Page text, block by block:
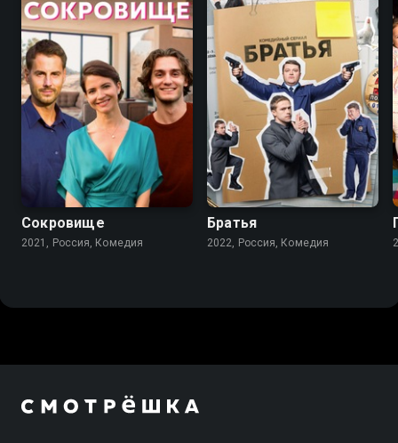
7.3
Сокровище
2021, Россия, Комедия
7.1
Братья
2022, Россия, Комедия